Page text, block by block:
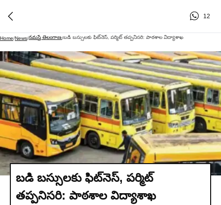
12
Home/News/నమస్తే తెలంగాణ/బడి బస్సులకు ఫిట్‌నెస్‌, పర్మిట్‌ తప్పనిసరి: పాఠశాల విద్యాశాఖ
బడి బస్సులకు ఫిట్‌నెస్‌, పర్మిట్‌
తప్పనిసరి: పాఠశాల విద్యాశాఖ